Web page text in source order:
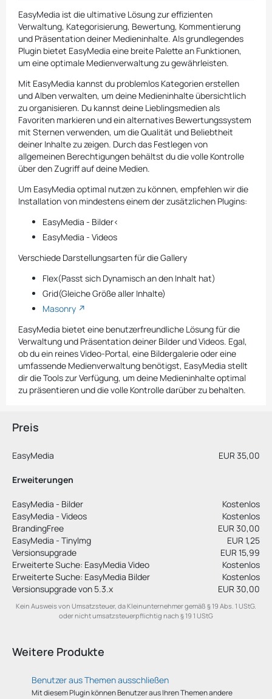
EasyMedia ist die ultimative Lösung zur effizienten
Verwaltung, Kategorisierung, Bewertung, Kommentierung
und Präsentation deiner Medieninhalte. Als grundlegendes
Plugin bietet EasyMedia eine breite Palette an Funktionen,
um eine optimale Medienverwaltung zu gewährleisten.
Mit EasyMedia kannst du problemlos Kategorien erstellen
und Alben verwalten, um deine Medieninhalte übersichtlich
zu organisieren. Du kannst deine Lieblingsmedien als
Favoriten markieren und ein alternatives Bewertungssystem
mit Sternen verwenden, um die Qualität und Beliebtheit
deiner Inhalte zu zeigen. Durch das Festlegen von
allgemeinen Berechtigungen behältst du die volle Kontrolle
über den Zugriff auf deine Medien.
Um EasyMedia optimal nutzen zu können, empfehlen wir die
Installation von mindestens einem der zusätzlichen Plugins:
EasyMedia - Bilder<
EasyMedia - Videos
Verschiede Darstellungsarten für die Gallery
Flex(Passt sich Dynamisch an den Inhalt hat)
Grid(Gleiche Größe aller Inhalte)
Masonry
EasyMedia bietet eine benutzerfreundliche Lösung für die
Verwaltung und Präsentation deiner Bilder und Videos. Egal,
ob du ein reines Video-Portal, eine Bildergalerie oder eine
umfassende Medienverwaltung benötigst, EasyMedia stellt
dir die Tools zur Verfügung, um deine Medieninhalte optimal
zu präsentieren und die volle Kontrolle darüber zu behalten.
Preis
EasyMedia EUR 35,00
Erweiterungen
EasyMedia - Bilder
Kostenlos
EasyMedia - Videos
Kostenlos
BrandingFree
EUR 30,00
EasyMedia - TinyImg
EUR 1,25
Versionsupgrade
EUR 15,99
Erweiterte Suche: EasyMedia Video
Kostenlos
Erweiterte Suche: EasyMedia Bilder
Kostenlos
Versionsupgrade von 5.3.x
EUR 30,00
Kein Ausweis von Umsatzsteuer, da Kleinunternehmer gemäß § 19 Abs. 1 UStG.
oder nicht umsatzsteuerpflichtig nach § 19 1 UStG
Weitere Produkte
Benutzer aus Themen ausschließen
Mit diesem Plugin können Benutzer aus Ihren Themen andere